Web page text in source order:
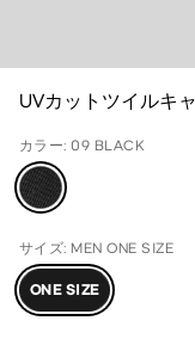
UVカットツイルキ
カラー: 09 BLACK
サイズ: MEN ONE SIZE
ONE SIZE